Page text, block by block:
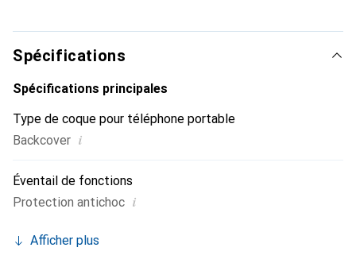
marque Noreve est un choix sûr pour une clientèle
exigeante.
Spécifications
Spécifications principales
Type de coque pour téléphone portable
Backcover i
Éventail de fonctions
Protection antichoc i
Afficher plus